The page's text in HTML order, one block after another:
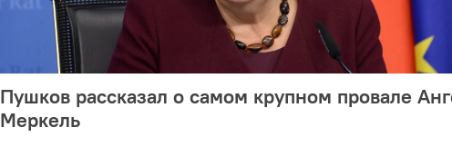
Пушков рассказал о самом крупном провале
Меркель